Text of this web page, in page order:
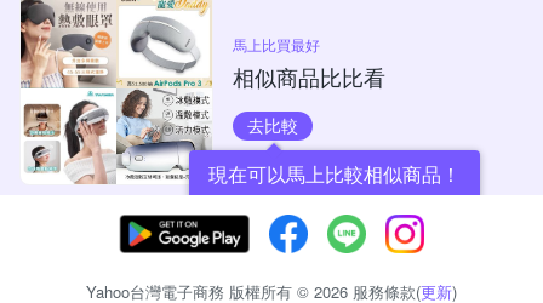
馬上比買最好
相似商品比比看
去比較
現在可以馬上比較相似商品！
Yahoo台灣電子商務 版權所有 © 2026 服務條款(更新)